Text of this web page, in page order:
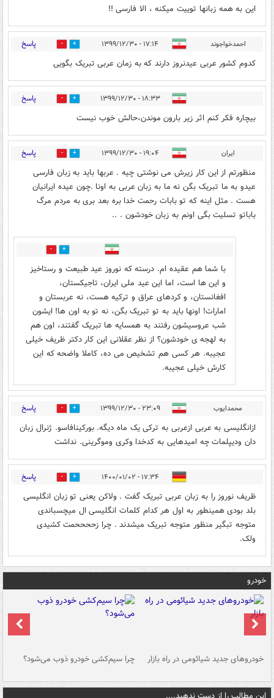
این به همه زبانها توییت میکنه ، الا فارسی !!
احمدخواجوند ۱۷:۱۴ - ۱۳۹۹/۱۲/۳۰ 9 پاسخ
کدوم کشور عربی عیدنروز دارند که به زمان عربی تبریک بگویی
۱۸:۳۳ - ۱۳۹۹/۱۲/۳۰ 4 پاسخ
بیچاره فکر کنم اثر زیر بارون موندن،حالش خوب نیست
ایران ۱۹:۰۴ - ۱۳۹۹/۱۲/۳۰ 2 پاسخ
منظورتم از این کار زیرش می نوشتی چیه . عربها باید به زبان فارسی
عیدو به ما تبریک بگن نه ما به زبان عربی به اونا .چون عیده ایرانیان
هست . مثل اینه که تو بابات رحمت خدا بره بعد بری به مردم مرگ
باباتو تسلیت بگی اونم به زبان خودشون . ..
1
با شما هم عقیده ام. درسته که نوروز عید طبیعت و رستاخیز
و این ها است، اما این عید ملی ایران، تاجیکستان،
افغانستان، و کردهای عراق و ترکیه هست، نه عربستان و
امارات! اونها باید به تو تبریک بگن، نه تو به اون ها! ایشون
شب عروسیشون رفتند به همسایه ها تبریک گفتند، اون هم
به لهجه ی خودشون؟ از نظر عقلانی این کار دکتر ظریف خیلی
عجیبه. هر کسی هم تشخیص می ده، کاملا واضحه که این
کارش خیلی عجیبه.
محمدایوب ۲۳:۰۹ - ۱۳۹۹/۱۲/۳۰ 0 پاسخ
ازانگلیسی به عربی ازعربی به ترکی یک ماه دیگه. بورکینافاسو. ژنرال زبان
دان ودیپلمات چه امیدهایی به کدخدا وکری وموگرینی. نداشت
۱۷:۳۴ - ۱۴۰۰/۰۱/۰۲ 0 پاسخ
ظریف نوروز را به زبان عربی تبریک گفت . ولاکن یعنی تو زبان انگلیسی
بلد بودی همینطور به اول هر کدام کلمات انگلیسی ال میچسباندی
متوجه تبگیر منظور متوجه تبریک میشدند . چرا زححححمت کشیدی
ولک.
خودرو
خودروهای جدید شیائومی در راه بازار چرا سیم‌کشی خودرو ذوب می‌شود؟